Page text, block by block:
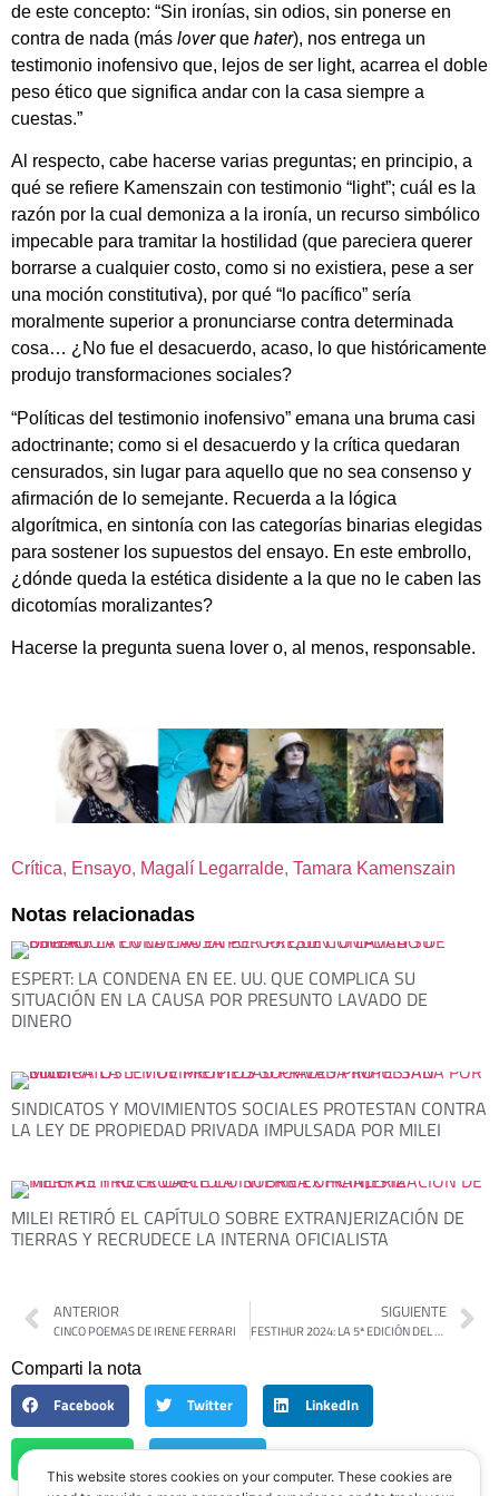
de este concepto: “Sin ironías, sin odios, sin ponerse en
contra de nada (más loverque hater), nos entrega un
testimonio inofensivo que, lejos de ser light, acarrea el doble
peso ético que significa andar con la casa siempre a
cuestas.”
Al respecto, cabe hacerse varias preguntas; en principio, a
qué se refiere Kamenszain con testimonio “light”; cuál es la
razón por la cual demoniza a la ironía, un recurso simbólico
impecable para tramitar la hostilidad (que pareciera querer
borrarse a cualquier costo, como si no existiera, pese a ser
una moción constitutiva), por qué “lo pacífico” sería
moralmente superior a pronunciarse contra determinada
cosa… ¿No fue el desacuerdo, acaso, lo que históricamente
produjo transformaciones sociales?
“Políticas del testimonio inofensivo” emana una bruma casi
adoctrinante; como si el desacuerdo y la crítica quedaran
censurados, sin lugar para aquello que no sea consenso y
afirmación de lo semejante. Recuerda a la lógica
algorítmica, en sintonía con las categorías binarias elegidas
para sostener los supuestos del ensayo. En este embrollo,
¿dónde queda la estética disidente a la que no le caben las
dicotomías moralizantes?
Hacerse la pregunta suena lover o, al menos, responsable.
Crítica, Ensayo, Magalí Legarralde, Tamara Kamenszain
Notas relacionadas
ESPERT: LA CONDENA EN EE. UU. QUE COMPLICA SU
SITUACIÓN EN LA CAUSA POR PRESUNTO LAVADO DE
DINERO
SINDICATOS Y MOVIMIENTOS SOCIALES PROTESTAN CONTRA
LA LEY DE PROPIEDAD PRIVADA IMPULSADA POR MILEI
MILEI RETIRÓ EL CAPÍTULO SOBRE EXTRANJERIZACIÓN DE
TIERRAS Y RECRUDECE LA INTERNA OFICIALISTA
ANTERIOR
CINCO POEMAS DE IRENE FERRARI
SIGUIENTE
FESTIHUR 2024: LA 5ª EDICIÓN DEL FESTIVAL DE CINE DE HURLINGHAM ABRIRÁ CON LA PROYECCIÓN DE «PUAN»
Comparti la nota
Facebook Twitter LinkedIn
This website stores cookies on your computer. These cookies are